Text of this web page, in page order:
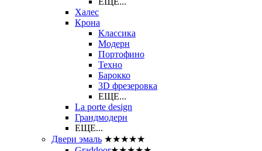
Халес
Крона
Классика
Модерн
Портофино
Техно
Барокко
3D фрезеровка
ЕЩЕ...
La porte design
Грандмодерн
ЕЩЕ...
Двери эмаль ★★★★★